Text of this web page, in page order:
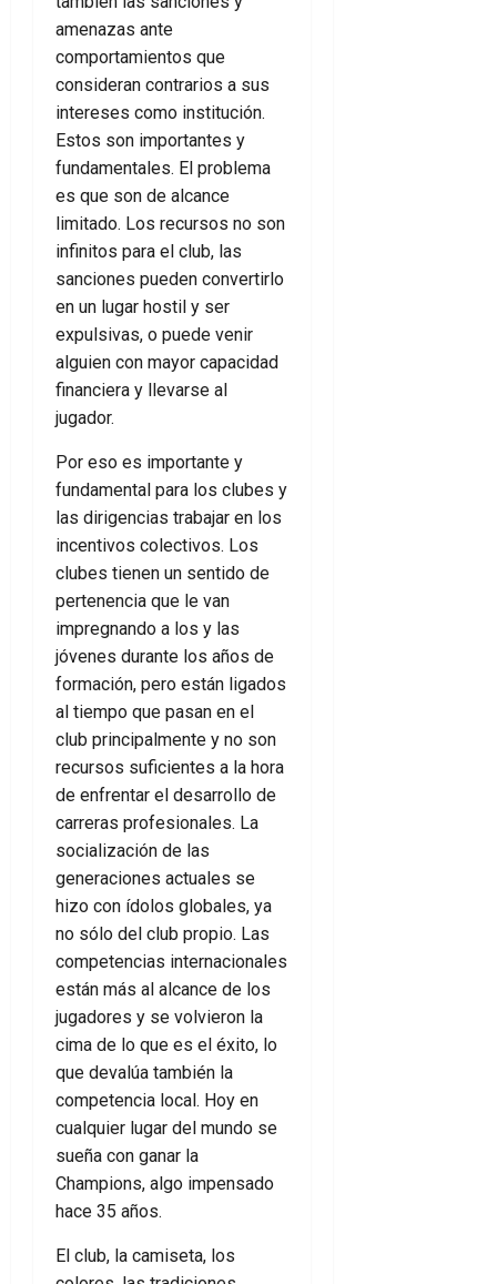
amenazas ante
comportamientos que
consideran contrarios a sus
intereses como institución.
Estos son importantes y
fundamentales. El problema
es que son de alcance
limitado. Los recursos no son
infinitos para el club, las
sanciones pueden convertirlo
en un lugar hostil y ser
expulsivas, o puede venir
alguien con mayor capacidad
financiera y llevarse al
jugador.
Por eso es importante y
fundamental para los clubes y
las dirigencias trabajar en los
incentivos colectivos. Los
clubes tienen un sentido de
pertenencia que le van
impregnando a los y las
jóvenes durante los años de
formación, pero están ligados
al tiempo que pasan en el
club principalmente y no son
recursos suficientes a la hora
de enfrentar el desarrollo de
carreras profesionales. La
socialización de las
generaciones actuales se
hizo con ídolos globales, ya
no sólo del club propio. Las
competencias internacionales
están más al alcance de los
jugadores y se volvieron la
cima de lo que es el éxito, lo
que devalúa también la
competencia local. Hoy en
cualquier lugar del mundo se
sueña con ganar la
Champions, algo impensado
hace 35 años.
El club, la camiseta, los